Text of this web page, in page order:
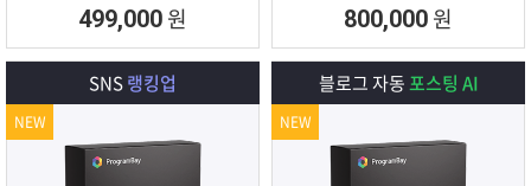
499,000 원 800,000 원
SNS랭킹업
NEW
블로그 자동포스팅 AI
NEW